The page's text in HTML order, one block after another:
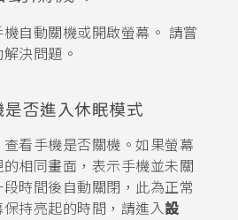
自動關機或開啟螢幕。 請嘗
決問題。
是否進入休眠模式
查看手機是否關機。如果螢幕
相同畫面，表示手機並未關
時間後自動關閉，此為正常
持亮起的時間，請進入設